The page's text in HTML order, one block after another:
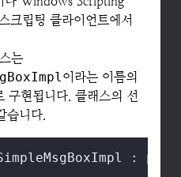
크립팅 클라이언트에서
는
이라는 이름의
구현됩니다. 클래스의 선
습니다.
: